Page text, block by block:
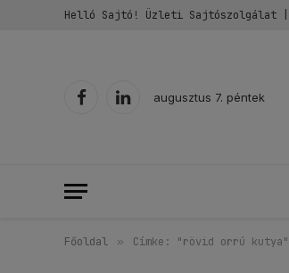
Helló Sajtó! Üzleti Sajtószolgálat |
FacebookLinkedIn
augusztus 7. péntek
Főoldal » Címke: "rövid orrú kutya"